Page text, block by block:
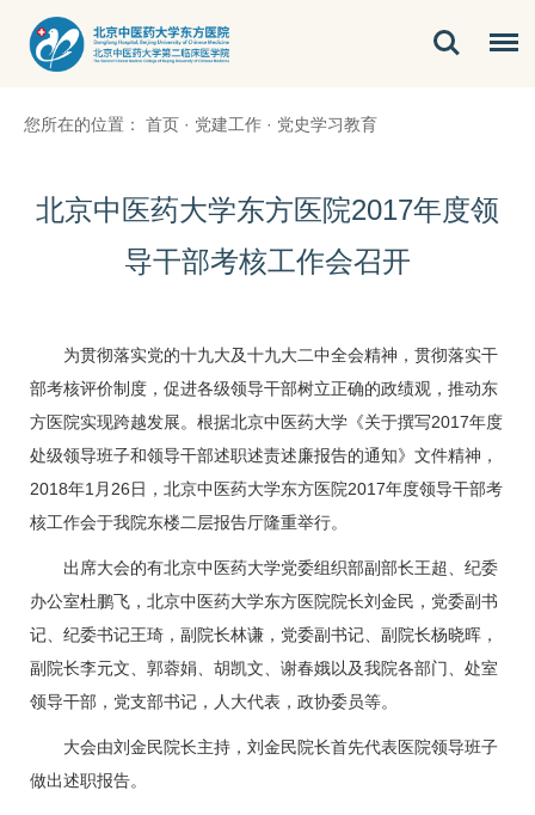
您所在的位置： 首页 · 党建工作 · 党史学习教育
北京中医药大学东方医院2017年度领
导干部考核工作会召开
为贯彻落实党的十九大及十九大二中全会精神，贯彻落实干
部考核评价制度，促进各级领导干部树立正确的政绩观，推动东
方医院实现跨越发展。根据北京中医药大学《关于撰写2017年度
处级领导班子和领导干部述职述责述廉报告的通知》文件精神，
2018年1月26日，北京中医药大学东方医院2017年度领导干部考
核工作会于我院东楼二层报告厅隆重举行。
出席大会的有北京中医药大学党委组织部副部长王超
、纪委
办公室杜鹏飞，北京中医药大学东方医院院长刘金民 ，党委副书
记、纪委书记王琦 ，副院长林谦 ，党委副书记、副院长杨晓晖 ，
副院长李元文 郭蓉娟 胡凯文 、谢春娥以及我院各部门、处室
领导干部，党支部书记，人大代表，政协委员等。
大会由刘金民院长主持， 刘金民院长首先代表医院领导班子
做出述职报告。